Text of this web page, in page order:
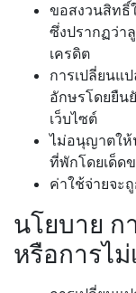
ขอสงวนสิทธิ์
ซึ่งปรากฏว่า
เครดิต
การเปลี่ยนแ
อักษรโดยยืน
เว็บไซต์
ไม่อนุญาตให้
ที่พักโดยเด็ด
ค่าใช้จ่ายจะ
นโยบาย ก
หรือการไ